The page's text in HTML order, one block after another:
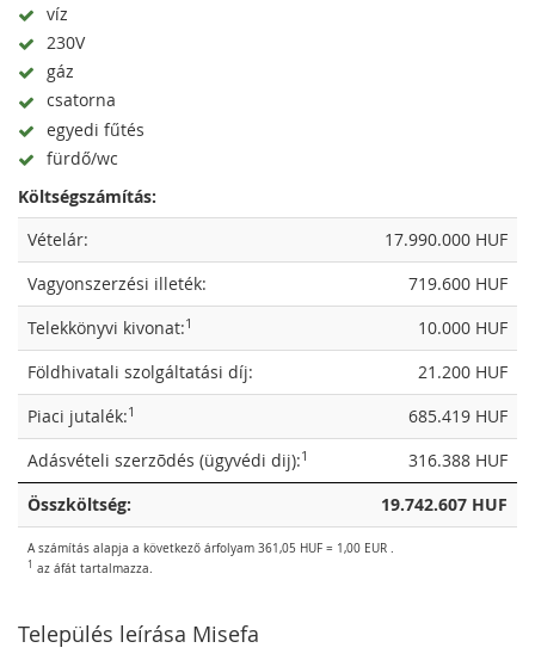
víz
230V
gáz
csatorna
egyedi fűtés
fürdő/wc
Költségszámítás:
Vételár:
17.990.000 HUF
Vagyonszerzési illeték:
719.600 HUF
Telekkönyvi kivonat:1
10.000 HUF
Földhivatali szolgáltatási díj:
21.200 HUF
Piaci jutalék:1
685.419 HUF
Adásvételi szerzõdés (ügyvédi dij):1
316.388 HUF
Összköltség:
19.742.607 HUF
A számítás alapja a következő árfolyam 361,05 HUF = 1,00 EUR .
1 az áfát tartalmazza.
Település leírása Misefa